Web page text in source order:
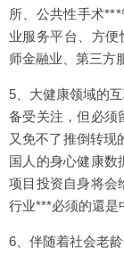
所、公共性手术
业服务平台、方
师金融业、第三方
5、大健康领域的
备受关注，但必须
又免不了推倒转现
国人的身心健康数
项目投资自身将会
行业***必须的還是
6、伴随着社会老